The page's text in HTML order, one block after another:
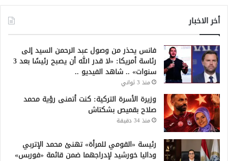
أخر الاخبار
فانس يحذر من وصول عبد الرحمن السيد إلى
رئاسة أمريكا: «لا قدر الله أن يصبح رئيسًا بعد 3
سنوات» .. شاهد الفيديو ..
منذ 3 ثواني
وزيرة الأسرة التركية: كنت أتمنى رؤية محمد
صلاح بقميص بشكتاش
منذ 34 دقيقة
رئيسة «القومي للمرأة» تهنئ محمد الإتربي
وداليا خورشيد لإدراجهما ضمن قائمة «فوربس»